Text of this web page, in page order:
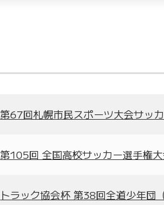
第67回札幌市民スポーツ大会サッ
第105回 全国高校サッカー選手権
トラック協会杯 第38回全道少年